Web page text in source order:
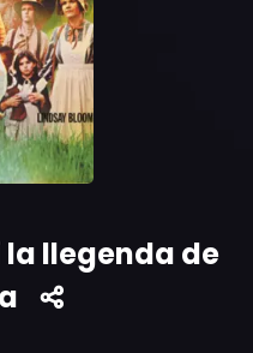
la llegenda de